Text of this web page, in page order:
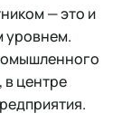
— это и
уровнем.
в центре